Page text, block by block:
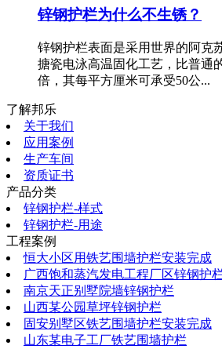
锌钢护栏为什么不生锈？
锌钢护栏表面是采用世界的阿克
搪瓷电泳高温固化工艺，比普通
倍，其每平方厘米可承受50公...
了解邦乐
关于我们
应用案例
生产车间
资质证书
产品分类
锌钢护栏-样式
锌钢护栏-用途
工程案例
恒大小区用铁艺围墙护栏安装完成
广西饱和蒸汽发电工程厂区锌钢护
南京天正别墅院墙锌钢护栏
山西某公园草坪锌钢护栏
固安别墅区铁艺围墙护栏安装完成
山东某电子工厂铁艺围墙护栏